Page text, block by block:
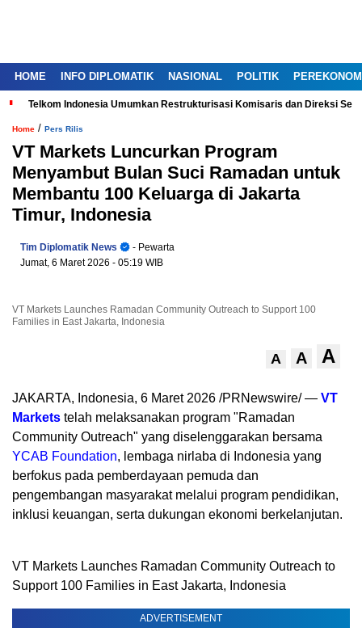
HOME INFO DIPLOMATIK NASIONAL POLITIK
Telkom Indonesia Umumkan Restrukturisasi Komisaris dan Direksi
Home / Pers Rilis
VT Markets Luncurkan Program
Menyambut Bulan Suci Ramadan untuk
Membantu 100 Keluarga di Jakarta
Timur, Indonesia
Tim Diplomatik News
- Pewarta
Jumat, 6 Maret 2026 - 05:19 WIB
VT Markets Launches Ramadan Community Outreach to Support 100
Families in East Jakarta, Indonesia
A A A
JAKARTA, Indonesia, 6 Maret 2026 /PRNewswire/ — VT
Markets telah melaksanakan program "Ramadan
Community Outreach" yang diselenggarakan bersama
YCAB Foundation, lembaga nirlaba di Indonesia yang
berfokus pada pemberdayaan pemuda dan
pengembangan masyarakat melalui program pendidikan,
inklusi keuangan, serta dukungan ekonomi berkelanjutan.
VT Markets Launches Ramadan Community Outreach to
Support 100 Families in East Jakarta, Indonesia
ADVERTISEMENT